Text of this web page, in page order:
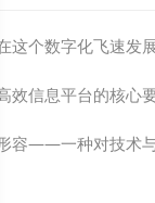
这个数字化飞速发
效信息平台的核心
容——一种对技术与